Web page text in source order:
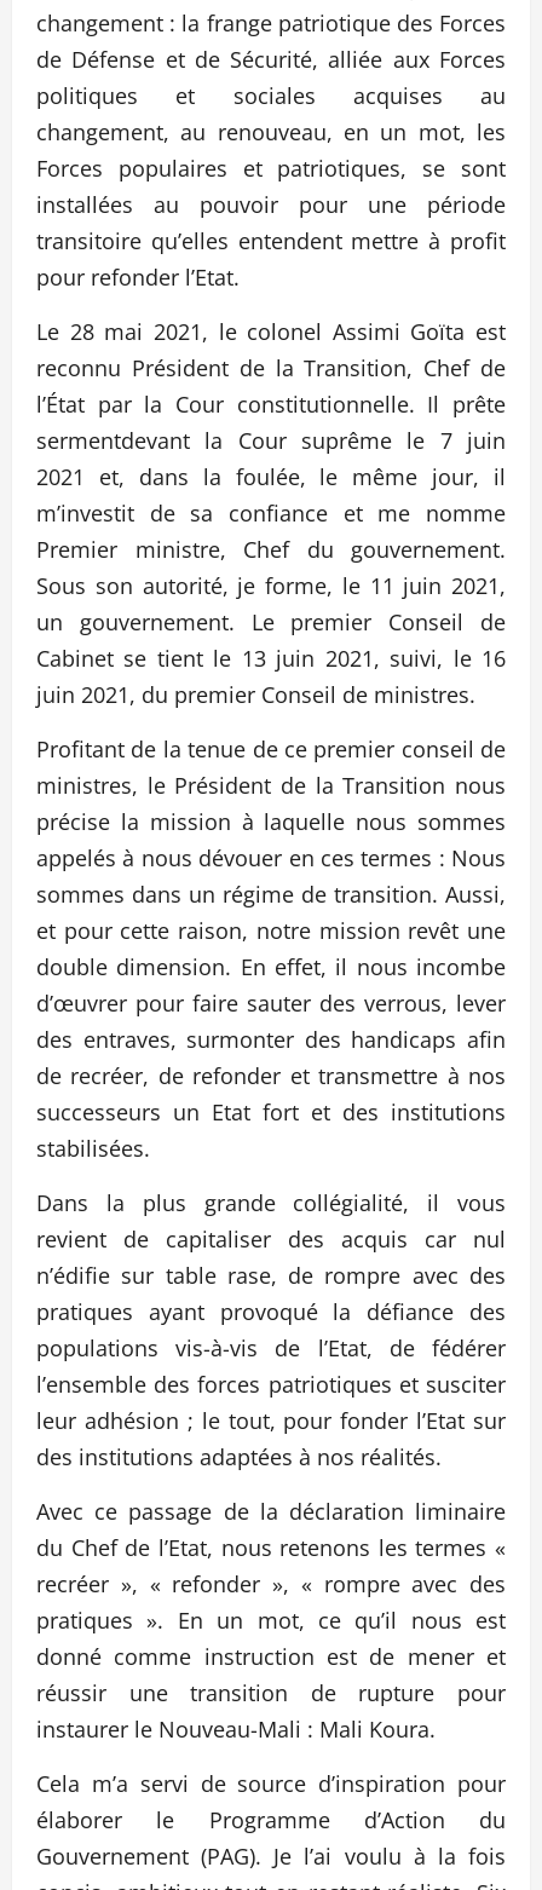
changement : la frange patriotique des Forces
de Défense et de Sécurité, alliée aux Forces
politiques et sociales acquises au
changement, au renouveau, en un mot, les
Forces populaires et patriotiques, se sont
installées au pouvoir pour une période
transitoire qu’elles entendent mettre à profit
pour refonder l’Etat.
Le 28 mai 2021, le colonel Assimi Goïta est
reconnu Président de la Transition, Chef de
l’État par la Cour constitutionnelle. Il prête
sermentdevant la Cour suprême le 7 juin
2021 et, dans la foulée, le même jour, il
m’investit de sa confiance et me nomme
Premier ministre, Chef du gouvernement.
Sous son autorité, je forme, le 11 juin 2021,
un gouvernement. Le premier Conseil de
Cabinet se tient le 13 juin 2021, suivi, le 16
juin 2021, du premier Conseil de ministres.
Profitant de la tenue de ce premier conseil de
ministres, le Président de la Transition nous
précise la mission à laquelle nous sommes
appelés à nous dévouer en ces termes : Nous
sommes dans un régime de transition. Aussi,
et pour cette raison, notre mission revêt une
double dimension. En effet, il nous incombe
d’œuvrer pour faire sauter des verrous, lever
des entraves, surmonter des handicaps afin
de recréer, de refonder et transmettre à nos
successeurs un Etat fort et des institutions
stabilisées.
Dans la plus grande collégialité, il vous
revient de capitaliser des acquis car nul
n’édifie sur table rase, de rompre avec des
pratiques ayant provoqué la défiance des
populations vis-à-vis de l’Etat, de fédérer
l’ensemble des forces patriotiques et susciter
leur adhésion ; le tout, pour fonder l’Etat sur
des institutions adaptées à nos réalités.
Avec ce passage de la déclaration liminaire
du Chef de l’Etat, nous retenons les termes «
recréer », « refonder », « rompre avec des
pratiques ». En un mot, ce qu’il nous est
donné comme instruction est de mener et
réussir une transition de rupture pour
instaurer le Nouveau-Mali : Mali Koura.
Cela m’a servi de source d’inspiration pour
élaborer le Programme d’Action du
Gouvernement (PAG). Je l’ai voulu à la fois